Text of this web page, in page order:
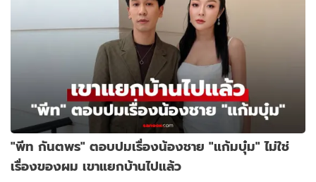
"พีท กันตพร" ตอบปมเรื่องน้องชาย "แก้มบุ๋ม" ไม่ใช่
เรื่องของผม เขาแยกบ้านไปแล้ว